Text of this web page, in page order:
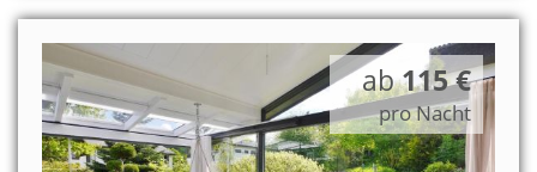
ab115 €
pro Nacht